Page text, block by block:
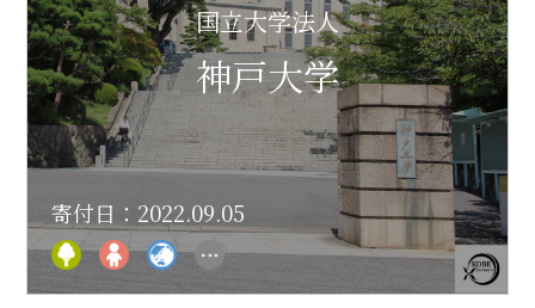
国立大学法人
神戸大学
寄付日：2022.09.05